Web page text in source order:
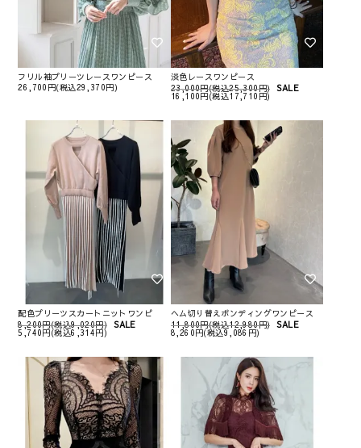
フリル袖プリーツレースワンピース
26,700円(税込29,370円)
淡色レースワンピース
23,000円(税込25,300円)
SALE
16,100円(税込17,710円)
配色プリーツスカートニットワンピ
8,200円(税込9,020円) SALE
5,740円(税込6,314円)
ヘム切り替えボンディングワンピース
11,800円(税込12,980円)
SALE
8,260円(税込9,086円)